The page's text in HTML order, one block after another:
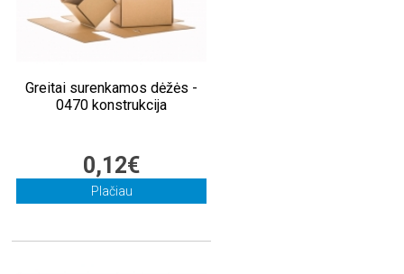
Greitai surenkamos dėžės -
0470 konstrukcija
0,12€
Plačiau